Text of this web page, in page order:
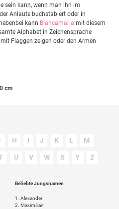
sein kann, wenn man ihn im
Anlaute buchstabiert oder in
kann Biancamaria mit diesem
Alphabet in Zeichensprache
Flaggen zeigen oder den Armen
cm
H I J K L M
U V W X Y Z
Beliebte Jungsnamen
1.
Alexander
2. Maximilian